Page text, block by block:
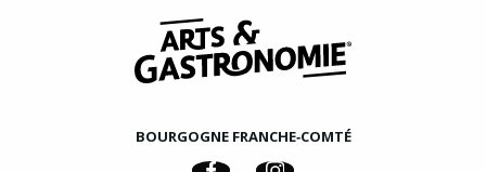
BOURGOGNE FRANCHE‑COMTÉ